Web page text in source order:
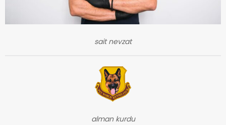
sait nevzat
alman kurdu